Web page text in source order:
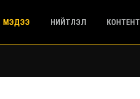
МЭДЭЭ НИЙТЛЭЛ КОНТЕНТ